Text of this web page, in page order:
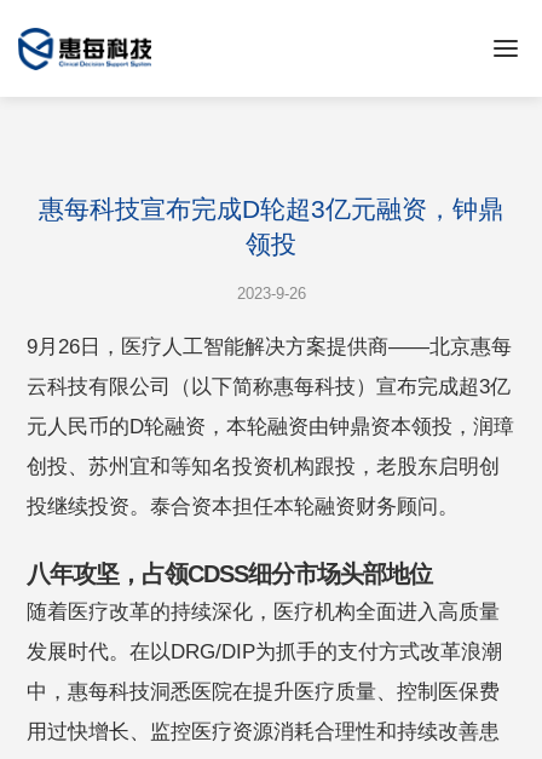
惠每科技宣布完成D轮超3亿元融资，钟鼎
领投
2023-9-26
9月26日，医疗人工智能解决方案提供商——北京惠每
云科技有限公司（以下简称惠每科技）宣布完成超3亿
元人民币的D轮融资，本轮融资由钟鼎资本领投，润璋
创投、苏州宜和等知名投资机构跟投，老股东启明创
投继续投资。泰合资本担任本轮融资财务顾问。
八年攻坚，占领CDSS细分市场头部地位
随着医疗改革的持续深化，医疗机构全面进入高质量
发展时代。在以DRG/DIP为抓手的支付方式改革浪潮
中，惠每科技洞悉医院在提升医疗质量、控制医保费
用过快增长、监控医疗资源消耗合理性和持续改善患